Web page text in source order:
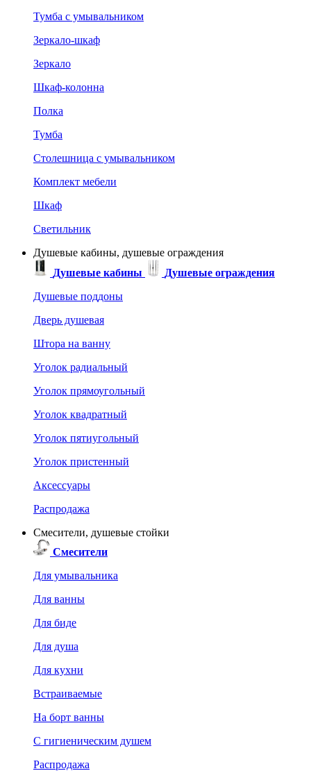
Тумба с умывальником
Зеркало-шкаф
Зеркало
Шкаф-колонна
Полка
Тумба
Столешница с умывальником
Комплект мебели
Шкаф
Светильник
Душевые кабины, душевые ограждения
Душевые кабины
Душевые ограждения
Душевые поддоны
Дверь душевая
Штора на ванну
Уголок радиальный
Уголок прямоугольный
Уголок квадратный
Уголок пятиугольный
Уголок пристенный
Аксессуары
Распродажа
Смесители, душевые стойки
Смесители
Для умывальника
Для ванны
Для биде
Для душа
Для кухни
Встраиваемые
На борт ванны
C гигиеническим душем
Распродажа